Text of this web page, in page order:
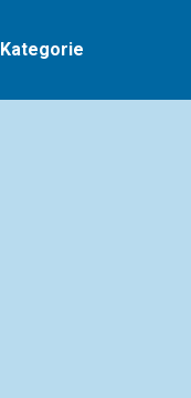
Kategorie